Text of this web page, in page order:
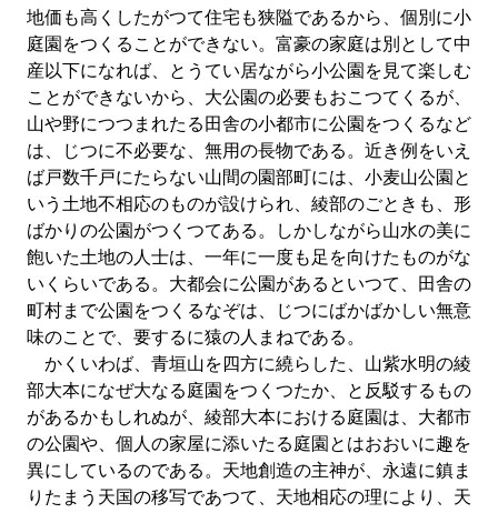
地価も高くしたがつて住宅も狭隘であるから、個別に小
庭園をつくることができない。富豪の家庭は別として中
産以下になれば、とうてい居ながら小公園を見て楽しむ
ことができないから、大公園の必要もおこつてくるが、
山や野につつまれたる田舎の小都市に公園をつくるなど
は、じつに不必要な、無用の長物である。近き例をいえ
ば戸数千戸にたらない山間の園部町には、小麦山公園と
いう土地不相応のものが設けられ、綾部のごときも、形
ばかりの公園がつくつてある。しかしながら山水の美に
飽いた土地の人士は、一年に一度も足を向けたものがな
いくらいである。大都会に公園があるといつて、田舎の
町村まで公園をつくるなぞは、じつにばかばかしい無意
味のことで、要するに猿の人まねである。
かくいわば、青垣山を四方に繞らした、山紫水明の綾
部大本になぜ大なる庭園をつくつたか、と反駁するもの
があるかもしれぬが、綾部大本における庭園は、大都市
の公園や、個人の家屋に添いたる庭園とはおおいに趣を
異にしているのである。天地創造の主神が、永遠に鎮ま
りたまう天国の移写であつて、天地相応の理により、天